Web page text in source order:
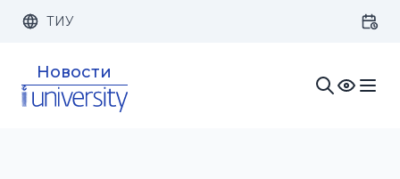
Изображения:
ТИУ
Новости